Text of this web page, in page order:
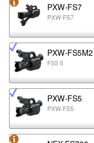
PXW-FS7
PXW-FS7
PXW-FS5M2
FS5 II
PXW-FS5
PXW-FS5